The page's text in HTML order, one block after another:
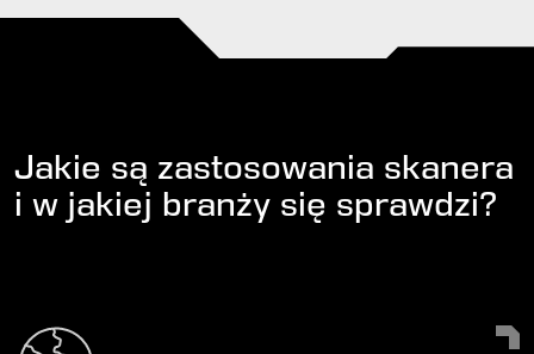
Jakie są zastosowania skanera
i w jakiej branży się sprawdzi?